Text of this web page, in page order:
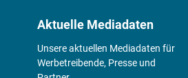
Aktuelle Mediadaten
Unsere aktuellen Mediadaten für
Werbetreibende, Presse und